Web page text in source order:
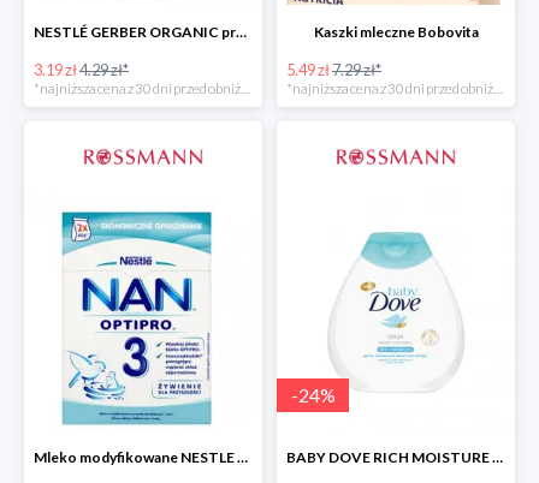
NESTLÉ GERBER ORGANIC przeciery i deserki owocowe
3.19 zł4.29 zł*
Kaszki mleczne Bobovita
5.49 zł7.29 zł*
Mleko modyfikowane NESTLE NAN OPTIPRO 3 -50%
-24%
BABY DOVE RICH MOISTURE balsam nawilżający